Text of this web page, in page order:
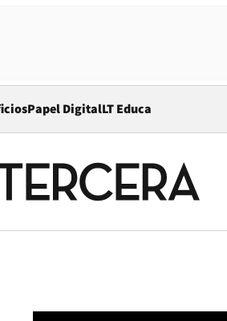
Papel DigitalOpens in new window
LT Educa